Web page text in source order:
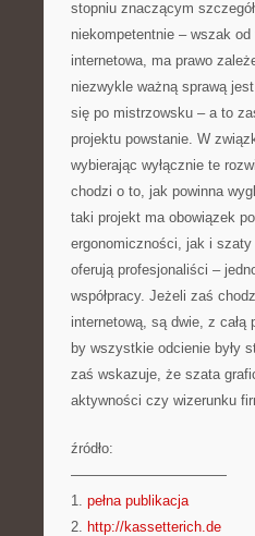
stopniu znaczącym
niekompetentnie – wszak
internetowa, ma prawo
niezwykle ważną sprawą
się po mistrzowsku – a to
projektu powstanie. W
wybierając wyłącznie te
chodzi o to, jak powinna
taki projekt ma obowiązek
ergonomiczności, jak i szaty
oferują profesjonaliści –
współpracy. Jeżeli zaś
internetową, są dwie, z
by wszystkie odcienie były
zaś wskazuje, że szata
aktywności czy wizerunku
źródło:
———————————
1. pełna publikacja
2. http://kassetterich.de